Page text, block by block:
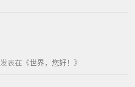
发表在《世界，您好！ 》